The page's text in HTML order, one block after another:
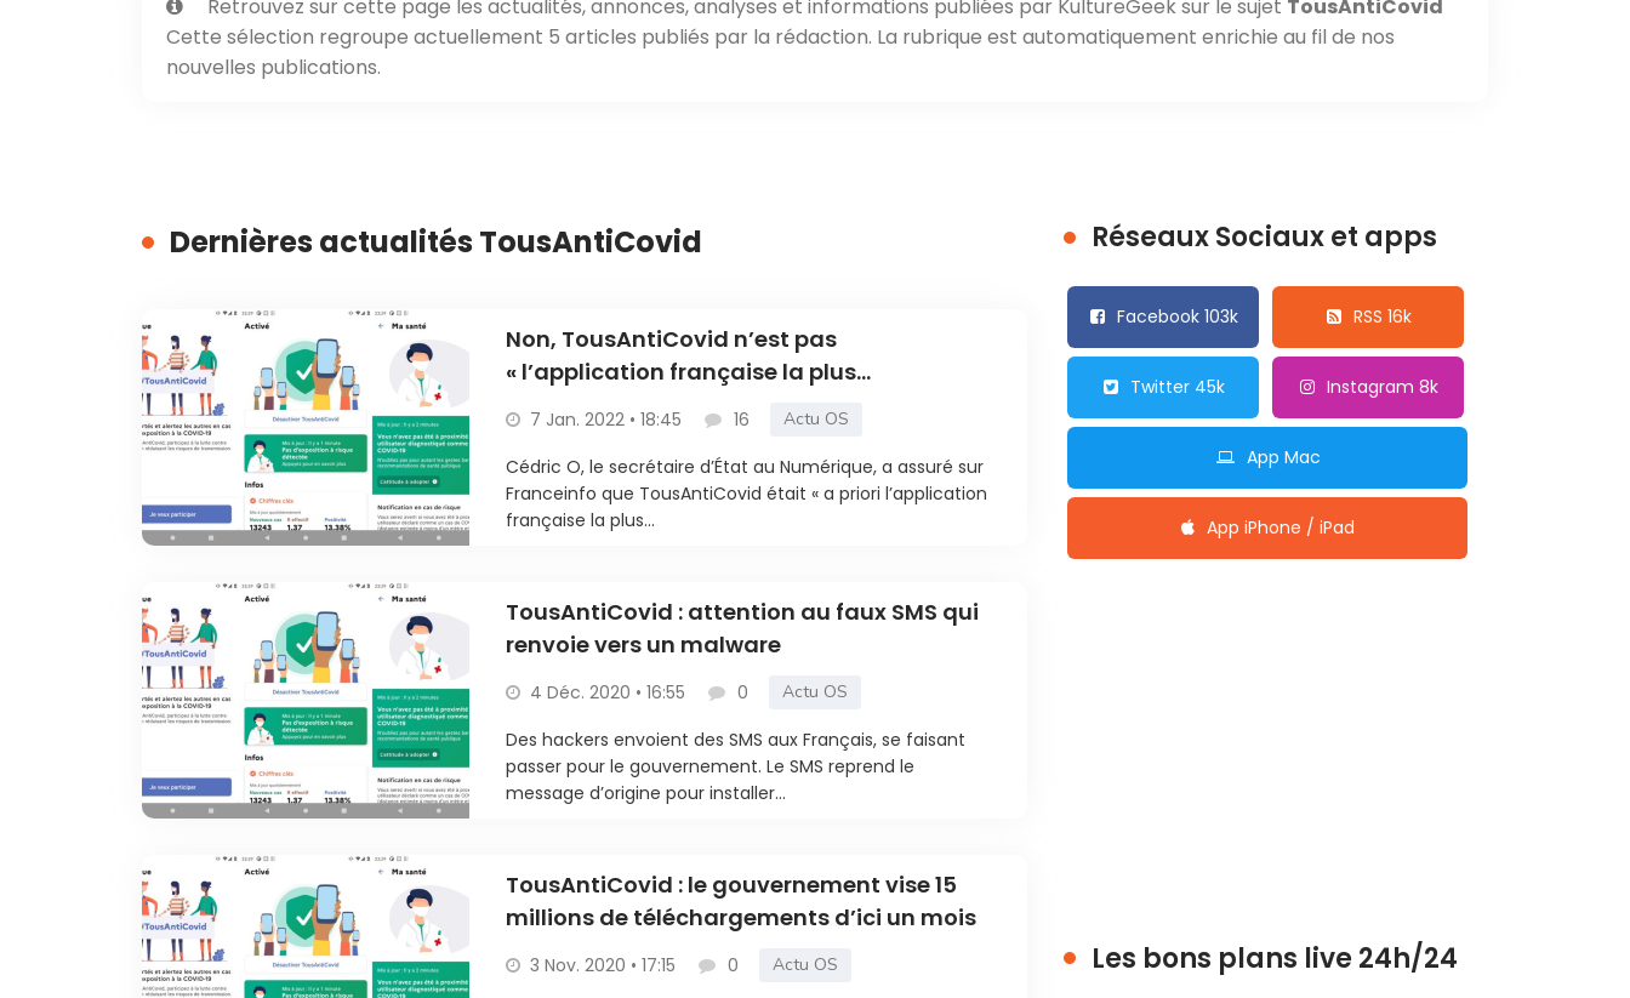
Retrouvez sur cette page les actualités, annonces, analyses et informations publiées par KultureGeek sur le sujet TousAntiCovid
Cette sélection regroupe actuellement 5 articles publiés par la rédaction. La rubrique est automatiquement enrichie au fil de nos
nouvelles publications.
Dernières actualités TousAntiCovid
Non, TousAntiCovid n’est pas
« l’application française la plus
7 Jan. 2022 • 18:45 16 Actu OS
Cédric O, le secrétaire d’État au Numérique, a assuré sur
Franceinfo que TousAntiCovid était « a priori l’application
française la plus...
TousAntiCovid : attention au faux SMS qui
renvoie vers un malware
4 Déc. 2020 • 16:55 0 Actu OS
Des hackers envoient des SMS aux Français, se faisant
passer pour le gouvernement. Le SMS reprend le
message d’origine pour installer...
TousAntiCovid : le gouvernement vise 15
millions de téléchargements d’ici un mois
3 Nov. 2020 • 17:15 0 Actu OS
Réseaux Sociaux et apps
Facebook 103k RSS 16k
Twitter 45k Instagram 8k
App Mac
App iPhone / iPad
Les bons plans live 24h/24